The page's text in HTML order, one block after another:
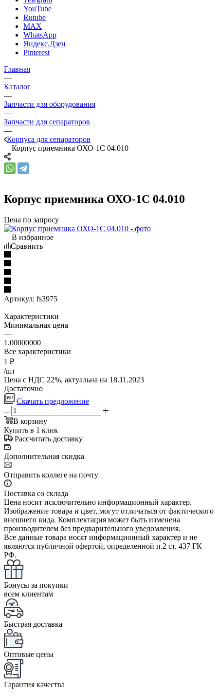
YouTube
Rutube
MAX
WhatsApp
Яндекс.Дзен
Pinterest
Главная
—
Каталог
—
Запчасти для оборудования
—
Запчасти для сепараторов
—
Корпуса для сепараторов
—Корпус приемника ОХО-1С 04.010
Корпус приемника ОХО-1С 04.010
Цена по запросу
В избранное
Сравнить
Артикул: fs3975
Характеристики
Минимальная цена
—
1.00000000
Все характеристики
1 ₽
/шт
Цена с НДС 22%, актуальна на 18.11.2023
Достаточно
Скачать предложение
В корзину
Купить в 1 клик
Рассчитать доставку
Дополнительная скидка
Отправить коллеге на почту
Поставка со склада
Цена носит исключительно информационный характер.
Изображение товара и цвет, могут отличаться от фактического
внешнего вида. Комплектация может быть изменена
производителем без предварительного уведомления.
Все данные товара носят информационный характер и не
являются публичной офертой, определенной п.2 ст. 437 ГК
РФ.
Бонусы за покупки
всем клиентам
Быстрая доставка
Оптовые цены
Гарантия качества